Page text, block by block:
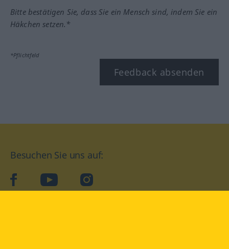
Bitte bestätigen Sie, dass Sie ein Mensch sind, indem Sie ein
Häkchen setzen.*
*Pflichtfeld
Feedback absenden
Besuchen Sie uns auf:
facebookYouTube Instagram